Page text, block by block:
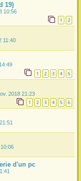
19)
10:56
1 2
11:40
1 2 3 4 5
2018 21:23
1 2 3 4 5 6
d'un pc